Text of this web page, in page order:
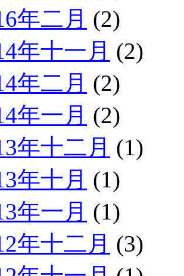
年二月 (2)
年十一月 (2)
年二月 (2)
年一月 (2)
年十二月 (1)
年十月 (1)
年一月 (1)
年十二月 (3)